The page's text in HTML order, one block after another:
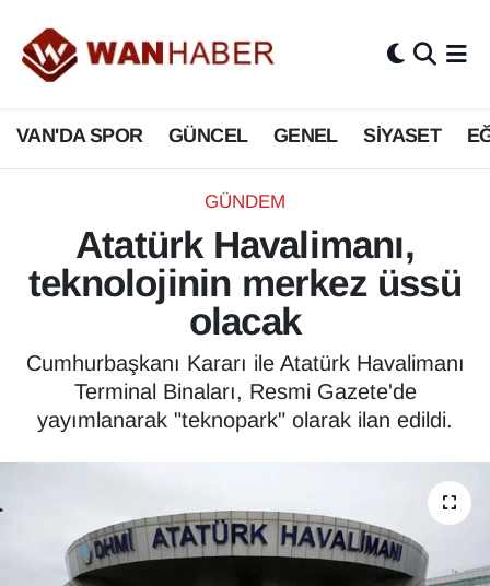
VAN'DA SPOR GÜNCEL GENEL SİYASET
GÜNDEM
Atatürk Havalimanı,
teknolojinin merkez üssü
olacak
Cumhurbaşkanı Kararı ile Atatürk Havalimanı
Terminal Binaları, Resmi Gazete'de
yayımlanarak "teknopark" olarak ilan edildi.
3.SAYFA
ASAYİŞ
BİLİM VE TEKNOLOJİ
Biyografi
Bölge Haberleri
ÇEVRE
Deprem
Diğer
Van Nöbetçi Eczaneler
Van Hava Durumu
Van Namaz Vakitleri
Van Trafik Yoğunluk Haritası
Süper Lig Puan Durumu ve Fikstür
Tüm Manşetler
Son Dakika Haberleri